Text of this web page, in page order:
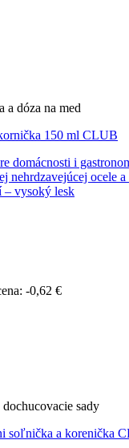
dóza na med
150 ml CLUB
domácnosti i
nehrdzavejúcej ocele
– vysoký lesk
-0,62 €
sady
soľnička a korenička